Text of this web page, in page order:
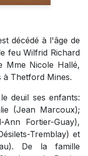
décédé à l'âge de
feu Wilfrid Richard
Mme Nicole Hallé,
à Thetford Mines.
deuil ses enfants:
(Jean Marcoux);
Fortier-Guay),
Tremblay) et
De la famille